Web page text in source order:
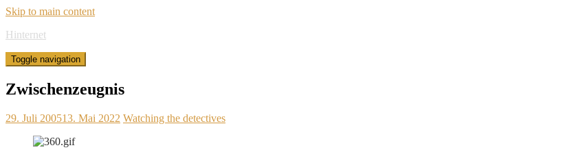
Skip to main content
Hinternet
Toggle navigation
Zwischenzeugnis
29. Juli 200513. Mai 2022 Watching the detectives